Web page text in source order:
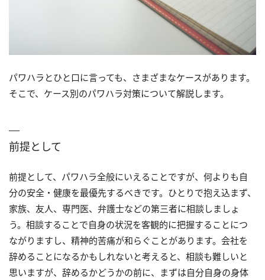
パワハラとひと口に言っても、さまざまなケースがあります。
そこで、ケース別のパワハラ対策について解説します。
前提として
前提として、パワハラ全般にいえることですが、何よりも自
分の安全・健康を最優先するべきです。ひとりで抱え込まず、
家族、友人、専門医、弁護士などの第三者に相談しましょ
う。相談することで自身の状況を客観的に把握することにつ
ながりますし、精神的苦痛が和らぐことがあります。会社を
辞めることになるかもしれないと考えると、相談も難しいと
思いますが、辞めるかどうかの前に、まずは自分自身の身体